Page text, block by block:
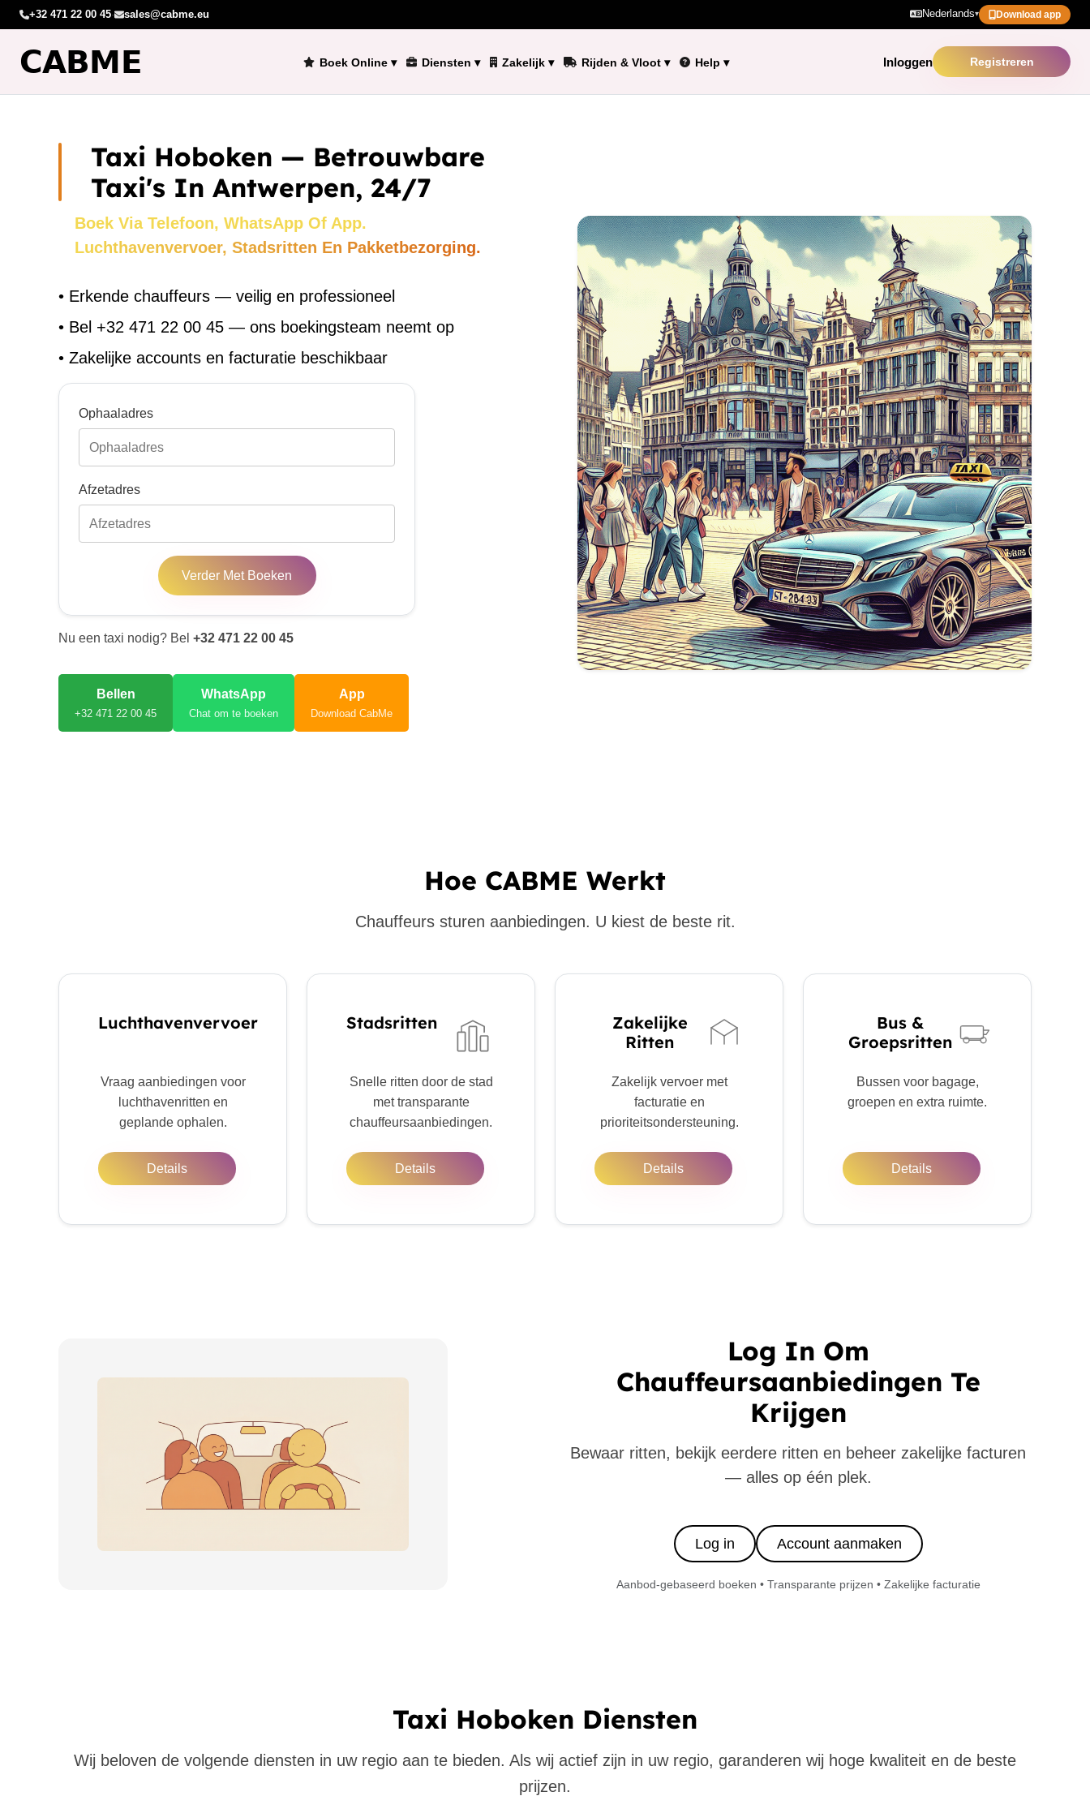
+32 471 22 00 45· sales@cabme.eu Nederlands▾ Download app
Boek Online ▾ Diensten ▾ Zakelijk ▾ Rijden & Vloot ▾ Help ▾ Inloggen Registreren
Taxi Hoboken — Betrouwbare
Taxi's In Antwerpen, 24/7
Boek Via Telefoon, WhatsApp Of App.
Luchthavenvervoer, Stadsritten En Pakketbezorging.
• Erkende chauffeurs — veilig en professioneel
• Bel +32 471 22 00 45 — ons boekingsteam neemt op
• Zakelijke accounts en facturatie beschikbaar
Ophaaladres
Afzetadres
Verder Met Boeken
Nu een taxi nodig? Bel +32 471 22 00 45
Bellen
+32 471 22 00 45
WhatsApp
Chat om te boeken
App
Download CabMe
Hoe CABME Werkt
Chauffeurs sturen aanbiedingen. U kiest de beste rit.
Luchthavenvervoer
Vraag aanbiedingen voor
luchthavenritten en
geplande ophalen.
Details
Stadsritten
Snelle ritten door de stad
met transparante
chauffeursaanbiedingen.
Details
Zakelijke
Ritten
Zakelijk vervoer met
facturatie en
prioriteitsondersteuning.
Details
Bus &
Groepsritten
Bussen voor bagage,
groepen en extra ruimte.
Details
Log In Om
Chauffeursaanbiedingen Te
Krijgen
Bewaar ritten, bekijk eerdere ritten en beheer zakelijke facturen
— alles op één plek.
Log in Account aanmaken
Aanbod-gebaseerd boeken • Transparante prijzen • Zakelijke facturatie
Taxi Hoboken Diensten
Wij beloven de volgende diensten in uw regio aan te bieden. Als wij actief zijn in uw regio, garanderen wij hoge kwaliteit en de beste
prijzen.